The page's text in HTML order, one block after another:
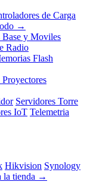
de Carga
→
Base y Moviles
Radio
Flash
Servidores Torre
IoT Telemetria
Hikvision Synology
la tienda →